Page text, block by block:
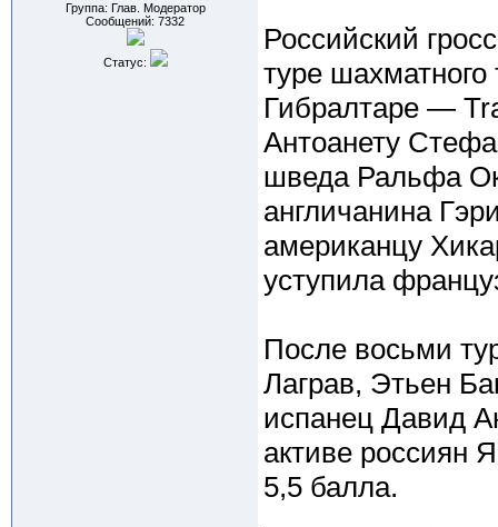
Группа: Глав. Модератор
Сообщений: 7332
Статус:
Российский
туре
Гибралтаре —
Антоанету
шведа Ральфа
англичанина
американцу
уступила
После восьми
Лаграв, Этьен
испанец Давид
активе россиян
5,5 балла.